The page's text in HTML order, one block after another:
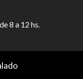
8 a 12 hs.